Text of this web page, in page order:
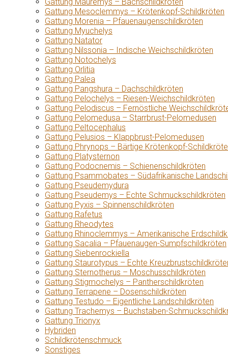
Gattung Mesoclemmys – Krötenkopf-Schildkröten
Gattung Morenia – Pfauenaugenschildkröten
Gattung Myuchelys
Gattung Natator
Gattung Nilssonia – Indische Weichschildkröten
Gattung Notochelys
Gattung Orlitia
Gattung Palea
Gattung Pangshura – Dachschildkröten
Gattung Pelochelys – Riesen-Weichschildkröten
Gattung Pelodiscus – Fernöstliche
Gattung Pelomedusa – Starrbrust-Pelomedusen
Gattung Peltocephalus
Gattung Pelusios – Klappbrust-Pelomedusen
Gattung Phrynops – Bärtige Krötenkopf-
Gattung Platysternon
Gattung Podocnemis – Schienenschildkröten
Gattung Psammobates – Südafrikanische
Gattung Pseudemydura
Gattung Pseudemys – Echte Schmuckschildkröten
Gattung Pyxis – Spinnenschildkröten
Gattung Rafetus
Gattung Rheodytes
Gattung Rhinoclemmys – Amerikanische
Gattung Sacalia – Pfauenaugen-Sumpfschildkröten
Gattung Siebenrockiella
Gattung Staurotypus – Echte
Gattung Sternotherus – Moschusschildkröten
Gattung Stigmochelys – Pantherschildkröten
Gattung Terrapene – Dosenschildkröten
Gattung Testudo – Eigentliche Landschildkröten
Gattung Trachemys – Buchstaben-
Gattung Trionyx
Hybriden
Schildkrötenschmuck
Sonstiges